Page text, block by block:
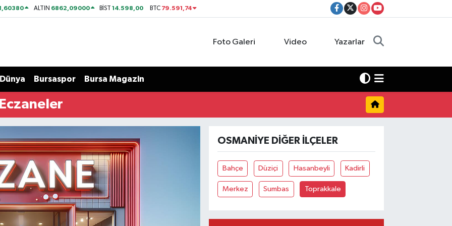
ALTIN 6862,09000 BİST14.598,00 BTC 79.591,74
Foto Galeri Video Yazarlar
Dünya Bursaspor Bursa Magazin
OSMANIYE DIĞER İLÇELER
Bahçe Düziçi Hasanbeyli Kadirli
Merkez Sumbas Toprakkale